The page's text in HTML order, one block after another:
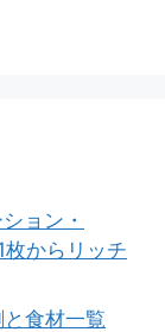
ョン・
からリッチ
食材一覧